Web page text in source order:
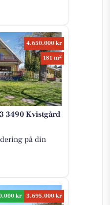
4.650.000 kr
181 m2
3490 Kvistgård
på din
kr
3.695.000 kr